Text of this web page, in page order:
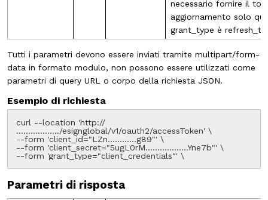
necessario fornire il
aggiornamento solo
grant_type è
Tutti i parametri devono essere inviati tramite multipart/form-
data in formato modulo, non possono essere utilizzati come
parametri di query URL o corpo della richiesta JSON.
Esempio di richiesta
curl --location 'http://
………………/esignglobal/v1/oauth2/accessToken' \
--form 'client_id="LZn…………g89"' \
--form 'client_secret="5ugL0rM………………Yne7b"' \
--form 'grant_type="client_credentials"' \
Parametri di risposta